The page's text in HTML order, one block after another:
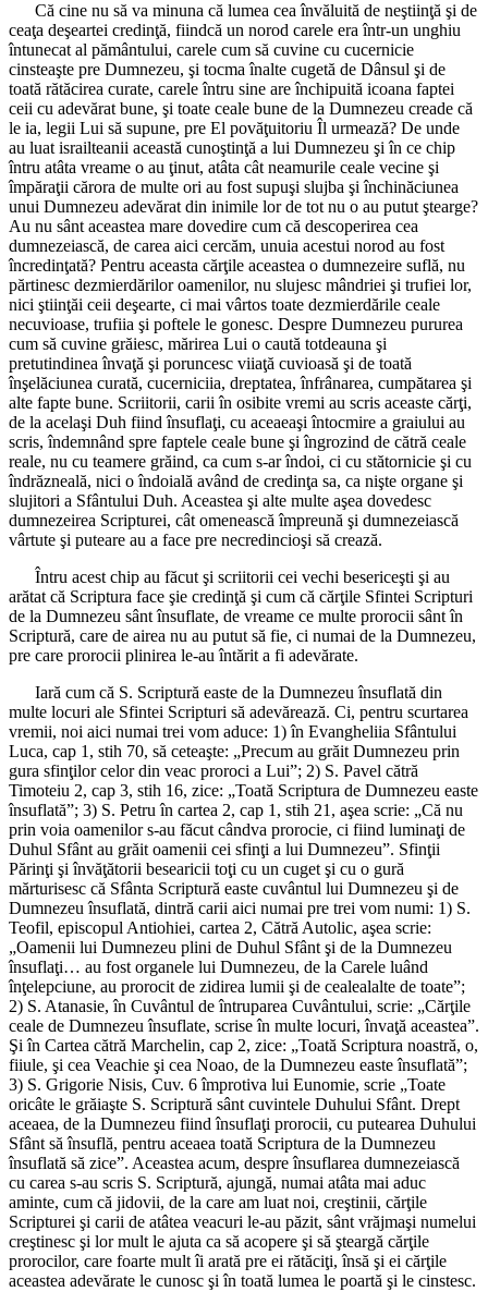
Că cine nu să va minuna că lumea cea învăluită de neştiinţă şi de
ceaţa deşeartei credinţă, fiindcă un norod carele era într-un unghiu
întunecat al pământului, carele cum să cuvine cu cucernicie
cinsteaşte pre Dumnezeu, şi tocma înalte cugetă de Dânsul şi de
toată rătăcirea curate, carele întru sine are închipuită icoana faptei
ceii cu adevărat bune, şi toate ceale bune de la Dumnezeu creade că
le ia, legii Lui să supune, pre El povăţuitoriu Îl urmează? De unde
au luat israilteanii această cunoştinţă a lui Dumnezeu şi în ce chip
întru atâta vreame o au ţinut, atâta cât neamurile ceale vecine şi
împăraţii cărora de multe ori au fost supuşi slujba şi închinăciunea
unui Dumnezeu adevărat din inimile lor de tot nu o au putut ştearge?
Au nu sânt aceastea mare dovedire cum că descoperirea cea
dumnezeiască, de carea aici cercăm, unuia acestui norod au fost
încredinţată? Pentru aceasta cărţile aceastea o dumnezeire suflă, nu
părtinesc dezmierdărilor oamenilor, nu slujesc mândriei şi trufiei lor,
nici ştiinţăi ceii deşearte, ci mai vârtos toate dezmierdările ceale
necuvioase, trufiia şi poftele le gonesc. Despre Dumnezeu pururea
cum să cuvine grăiesc, mărirea Lui o caută totdeauna şi
pretutindinea învaţă şi poruncesc viiaţă cuvioasă şi de toată
înşelăciunea curată, cucerniciia, dreptatea, înfrânarea, cumpătarea şi
alte fapte bune. Scriitorii, carii în osibite vremi au scris aceaste cărţi,
de la acelaşi Duh fiind însuflaţi, cu aceaeaşi întocmire a graiului au
scris, îndemnând spre faptele ceale bune şi îngrozind de cătră ceale
reale, nu cu teamere grăind, ca cum s-ar îndoi, ci cu stătornicie şi cu
îndrăzneală, nici o îndoială având de credinţa sa, ca nişte organe şi
slujitori a Sfântului Duh. Aceastea şi alte multe aşea dovedesc
dumnezeirea Scripturei, cât omenească împreună şi dumnezeiască
vârtute şi puteare au a face pre necredincioşi să crează.
Întru acest chip au făcut şi scriitorii cei vechi besericeşti şi au
arătat că Scriptura face şie credinţă şi cum că cărţile Sfintei Scripturi
de la Dumnezeu sânt însuflate, de vreame ce multe prorocii sânt în
Scriptură, care de airea nu au putut să fie, ci numai de la Dumnezeu,
pre care prorocii plinirea le-au întărit a fi adevărate.
Iară cum că S. Scriptură easte de la Dumnezeu însuflată din
multe locuri ale Sfintei Scripturi să adevărează. Ci, pentru scurtarea
vremii, noi aici numai trei vom aduce: 1) în Evangheliia Sfântului
Luca, cap 1, stih 70, să ceteaşte: „Precum au grăit Dumnezeu prin
gura sfinţilor celor din veac proroci a Lui”; 2) S. Pavel cătră
Timoteiu 2, cap 3, stih 16, zice: „Toată Scriptura de Dumnezeu easte
însuflată”; 3) S. Petru în cartea 2, cap 1, stih 21, aşea scrie: „Că nu
prin voia oamenilor s-au făcut cândva prorocie, ci fiind luminaţi de
Duhul Sfânt au grăit oamenii cei sfinţi a lui Dumnezeu”. Sfinţii
Părinţi şi învăţătorii besearicii toţi cu un cuget şi cu o gură
mărturisesc că Sfânta Scriptură easte cuvântul lui Dumnezeu şi de
Dumnezeu însuflată, dintră carii aici numai pre trei vom numi: 1) S.
Teofil, episcopul Antiohiei, cartea 2, Cătră Autolic, aşea scrie:
„Oamenii lui Dumnezeu plini de Duhul Sfânt şi de la Dumnezeu
însuflaţi… au fost organele lui Dumnezeu, de la Carele luând
înţelepciune, au prorocit de zidirea lumii şi de cealealalte de toate”;
2) S. Atanasie, în Cuvântul de întruparea Cuvântului, scrie: „Cărţile
ceale de Dumnezeu însuflate, scrise în multe locuri, învaţă aceastea”.
Şi în Cartea cătră Marchelin, cap 2, zice: „Toată Scriptura noastră, o,
fiiule, şi cea Veachie şi cea Noao, de la Dumnezeu easte însuflată”;
3) S. Grigorie Nisis, Cuv. 6 împrotiva lui Eunomie, scrie „Toate
oricâte le grăiaşte S. Scriptură sânt cuvintele Duhului Sfânt. Drept
aceaea, de la Dumnezeu fiind însuflaţi prorocii, cu putearea Duhului
Sfânt să însuflă, pentru aceaea toată Scriptura de la Dumnezeu
însuflată să zice”. Aceastea acum, despre însuflarea dumnezeiască
cu carea s-au scris S. Scriptură, ajungă, numai atâta mai aduc
aminte, cum că jidovii, de la care am luat noi, creştinii, cărţile
Scripturei şi carii de atâtea veacuri le-au păzit, sânt vrăjmaşi numelui
creştinesc şi lor mult le ajuta ca să acopere şi să şteargă cărţile
prorocilor, care foarte mult îi arată pre ei rătăciţi, însă şi ei cărţile
aceastea adevărate le cunosc şi în toată lumea le poartă şi le cinstesc.